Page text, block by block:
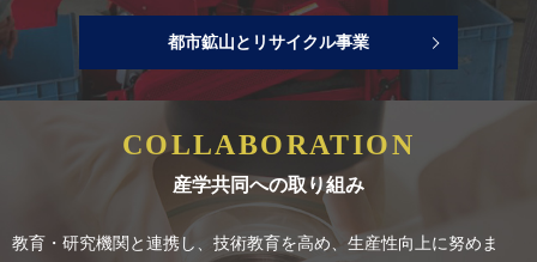
都市鉱山とリサイクル事業
COLLABORATION
産学共同への取り組み
教育・研究機関と連携し、 技術教育を高め、生産性向上に努めま